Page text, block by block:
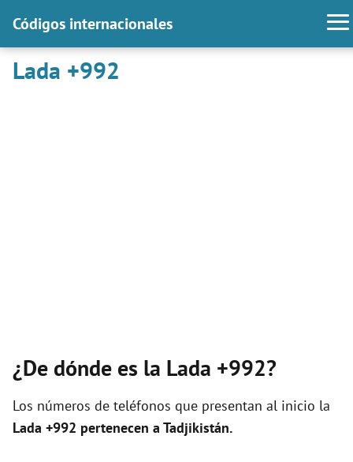
Códigos internacionales
Lada +992
¿De dónde es la Lada +992?
Los números de teléfonos que presentan al inicio la
Lada +992 pertenecen a Tadjikistán.